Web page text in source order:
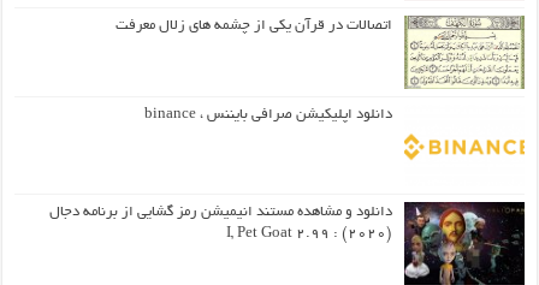
اتصالات در قرآن یکی از چشمه های زلال معرفت
دانلود اپلیکیشن صرافی بایننس ، binance
دانلود و مشاهده مستند انیمیشن رمز گشایی از برنامه دجال
(۲۰۲۰) : I, Pet Goat 2.99